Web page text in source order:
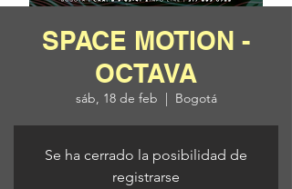
SPACE MOTION -
OCTAVA
sáb, 18 de feb
  |
Bogotá
Se ha cerrado la posibilidad de
registrarse